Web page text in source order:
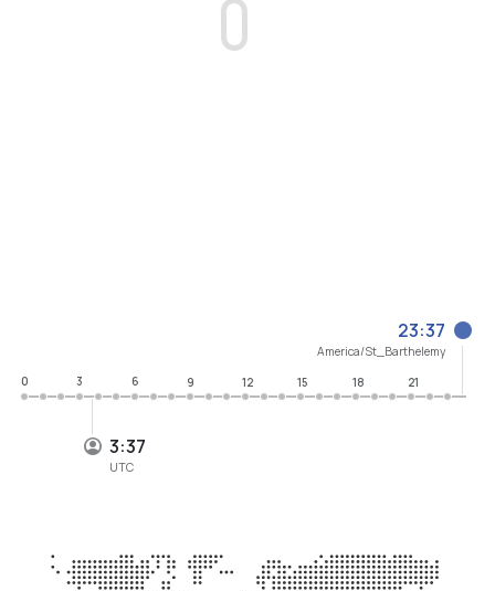
3:37
UTC
23:37
America/St_Barthelemy
0
3 6 9 12 15 18 21